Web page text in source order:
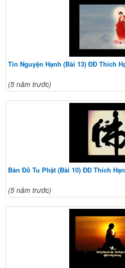
Tín Nguyện Hạnh (Bài 13) ĐĐ Thich
(5 năm trước)
Bản Đồ Tu Phật (Bài 10) ĐĐ Thích
(5 năm trước)